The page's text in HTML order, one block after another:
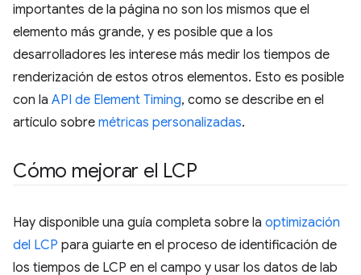
importantes de la página no son los mismos que el
elemento más grande, y es posible que a los
desarrolladores les interese más medir los tiempos de
renderización de estos otros elementos. Esto es posible
con la API de Element Timing, como se describe en el
artículo sobre métricas personalizadas.
Cómo mejorar el LCP
Hay disponible una guía completa sobre la optimización
del LCP para guiarte en el proceso de identificación de
los tiempos de LCP en el campo y usar los datos de lab